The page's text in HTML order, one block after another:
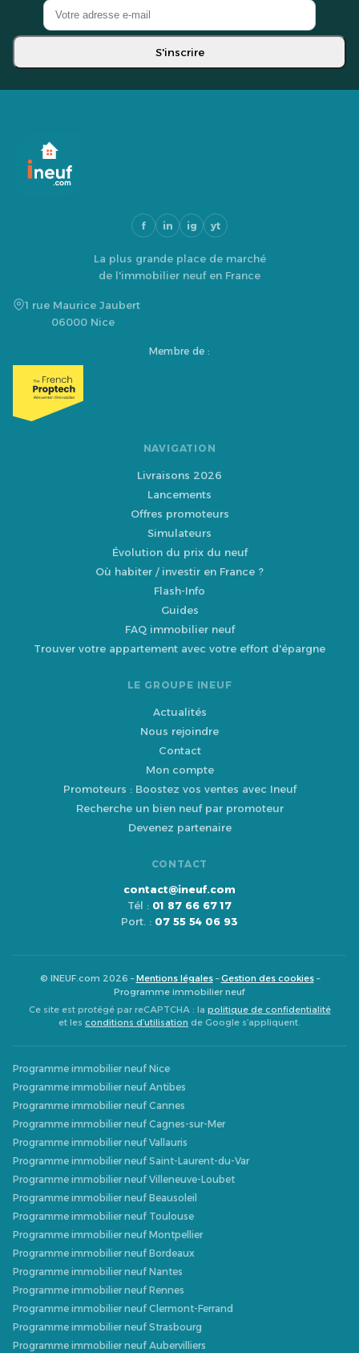
S'inscrire
f in ig yt
La plus grande place de marché
de l'immobilier neuf en France
1 rue Maurice Jaubert
06000 Nice
Membre de :
NAVIGATION
Livraisons 2026
Lancements
Offres promoteurs
Simulateurs
Évolution du prix du neuf
Où habiter / investir en France ?
Flash-Info
Guides
FAQ immobilier neuf
Trouver votre appartement avec votre effort d'épargne
LE GROUPE INEUF
Actualités
Nous rejoindre
Contact
Mon compte
Promoteurs : Boostez vos ventes avec Ineuf
Recherche un bien neuf par promoteur
Devenez partenaire
CONTACT
contact@ineuf.com
Tél : 01 87 66 67 17
Port. : 07 55 54 06 93
© INEUF.com 2026 –Mentions légales–Gestion des cookies–
Programme immobilier neuf
Ce site est protégé par reCAPTCHA : la politique de confidentialité
et les conditions d’utilisation de Google s’appliquent.
Programme immobilier neuf Nice
Programme immobilier neuf Antibes
Programme immobilier neuf Cannes
Programme immobilier neuf Cagnes-sur-Mer
Programme immobilier neuf Vallauris
Programme immobilier neuf Saint-Laurent-du-Var
Programme immobilier neuf Villeneuve-Loubet
Programme immobilier neuf Beausoleil
Programme immobilier neuf Toulouse
Programme immobilier neuf Montpellier
Programme immobilier neuf Bordeaux
Programme immobilier neuf Nantes
Programme immobilier neuf Rennes
Programme immobilier neuf Clermont-Ferrand
Programme immobilier neuf Strasbourg
Programme immobilier neuf Aubervilliers